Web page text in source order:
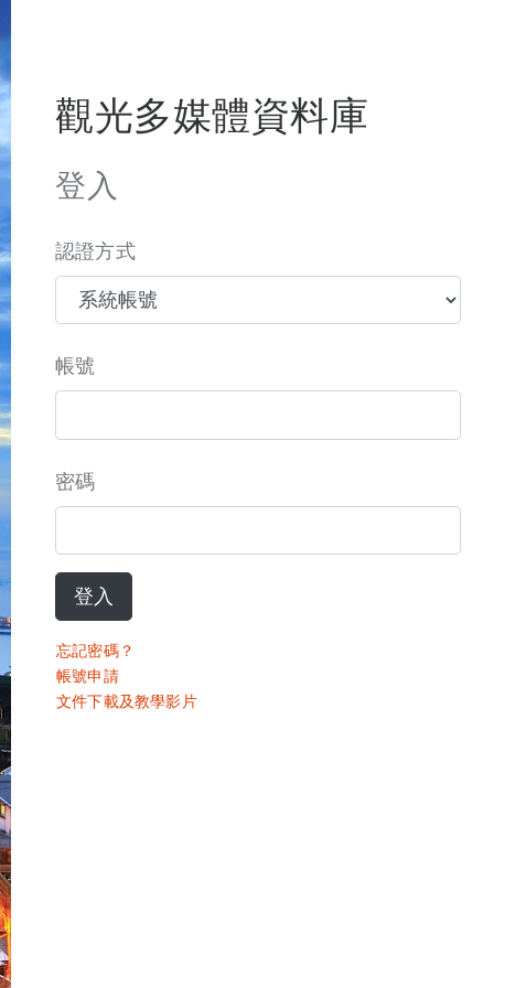
觀光多媒體資料庫
登入
認證方式
帳號
密碼
登入
忘記密碼？
帳號申請
文件下載及教學影片